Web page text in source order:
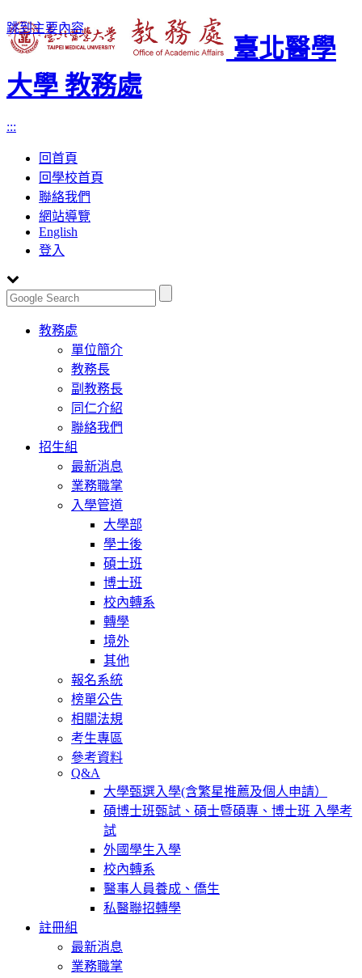
跳到主要內容
臺北醫學
大學 教務處
:::
回首頁
回學校首頁
聯絡我們
網站導覽
English
登入
Toggle
navigation
教務處
單位簡介
教務長
副教務長
同仁介紹
聯絡我們
招生組
最新消息
業務職掌
入學管道
大學部
學士後
碩士班
博士班
校內轉系
轉學
境外
其他
報名系統
榜單公告
相關法規
考生專區
參考資料
Q&A
大學甄選入學(含繁星推薦及個人申請）
碩博士班甄試、碩士暨碩專、博士班 入學考
試
外國學生入學
校內轉系
醫事人員養成、僑生
私醫聯招轉學
註冊組
最新消息
業務職掌